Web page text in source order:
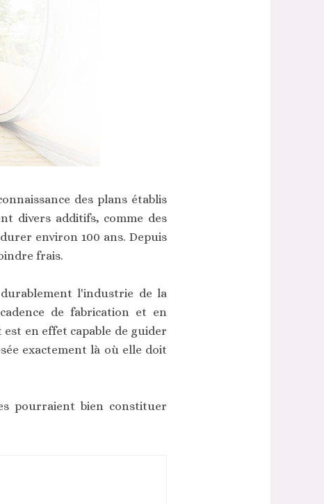
des plans établis
divers additifs, comme des
environ 100 ans. Depuis
frais.
l'industrie de la
de fabrication et en
en effet capable de guider
exactement là où elle doit
pourraient bien constituer